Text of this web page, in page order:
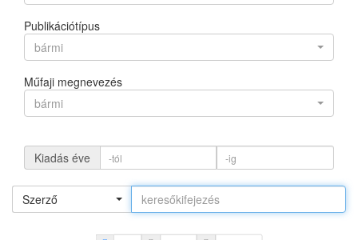
Publikációtípus
bármi
Műfaji megnevezés
bármi
Kiadás éve
Szerző